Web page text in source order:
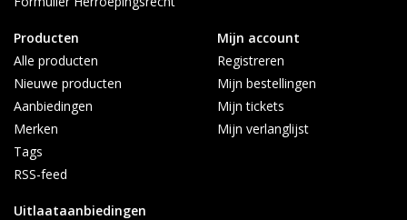
Producten
Alle producten
Nieuwe producten
Aanbiedingen
Merken
Tags
RSS-feed
Mijn account
Registreren
Mijn bestellingen
Mijn tickets
Mijn verlanglijst
Uitlaataanbiedingen